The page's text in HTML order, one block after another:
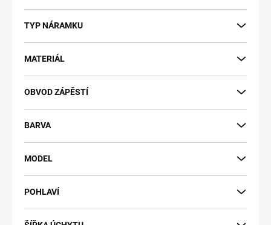
TYP NÁRAMKU
MATERIÁL
OBVOD ZÁPĚSTÍ
BARVA
MODEL
POHLAVÍ